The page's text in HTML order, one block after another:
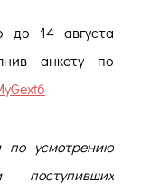
до 14 августа
анкету по
по усмотрению
поступивших